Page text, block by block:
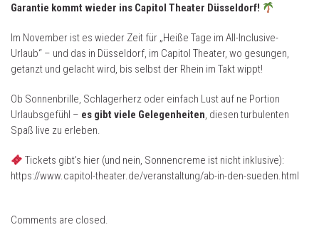
Garantie kommt wieder ins Capitol Theater Düsseldorf!
Im November ist es wieder Zeit für „Heiße Tage im All-Inclusive-
Urlaub“ – und das in Düsseldorf, im Capitol Theater, wo gesungen,
getanzt und gelacht wird, bis selbst der Rhein im Takt wippt!
Ob Sonnenbrille, Schlagerherz oder einfach Lust auf ne Portion
Urlaubsgefühl – es gibt viele Gelegenheiten, diesen turbulenten
Spaß live zu erleben.
Tickets gibt’s hier (und nein, Sonnencreme ist nicht inklusive):
https://www.capitol-theater.de/veranstaltung/ab-in-den-sueden.html
Comments are closed.